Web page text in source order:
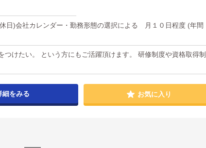
日)会社カレンダー・勤務形態の選択による 月１０日程度 (年間
けたい。 という方にもご活躍頂けます。 研修制度や資格取得制
細をみる お気に入り